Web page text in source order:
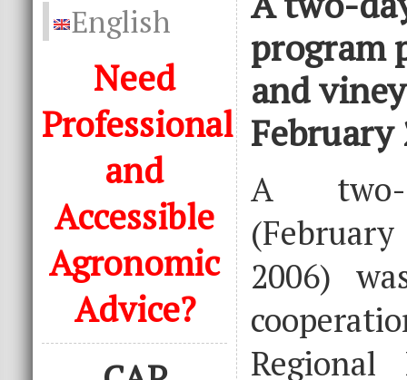
English
Need
Professional
and
Accessible
Agronomic
Advice?
program
and
February
A two-
2006)